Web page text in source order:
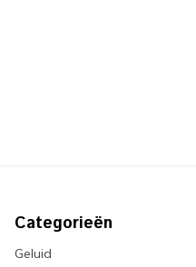
Categorieën
Geluid